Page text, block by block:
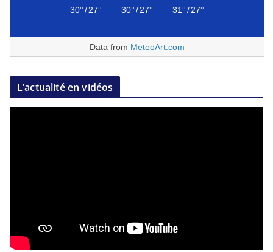
30°/27° 30°/27° 31°/27°
Data from MeteoArt.com
L’actualité en vidéos